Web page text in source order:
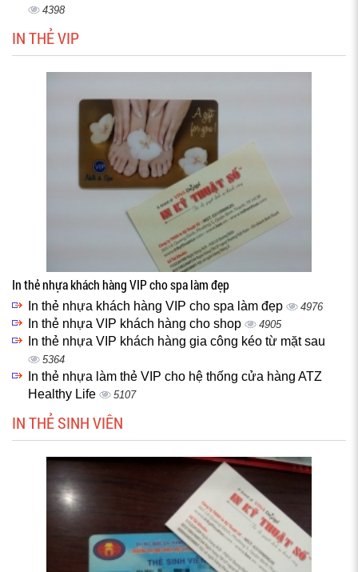
4398
IN THẺ VIP
In thẻ nhựa khách hàng VIP cho spa làm đẹp
In thẻ nhựa khách hàng VIP cho spa làm đẹp 4976
In thẻ nhựa VIP khách hàng cho shop 4905
In thẻ nhựa VIP khách hàng gia công kéo từ mặt sau
5364
In thẻ nhựa làm thẻ VIP cho hệ thống cửa hàng ATZ
Healthy Life
5107
IN THẺ SINH VIÊN